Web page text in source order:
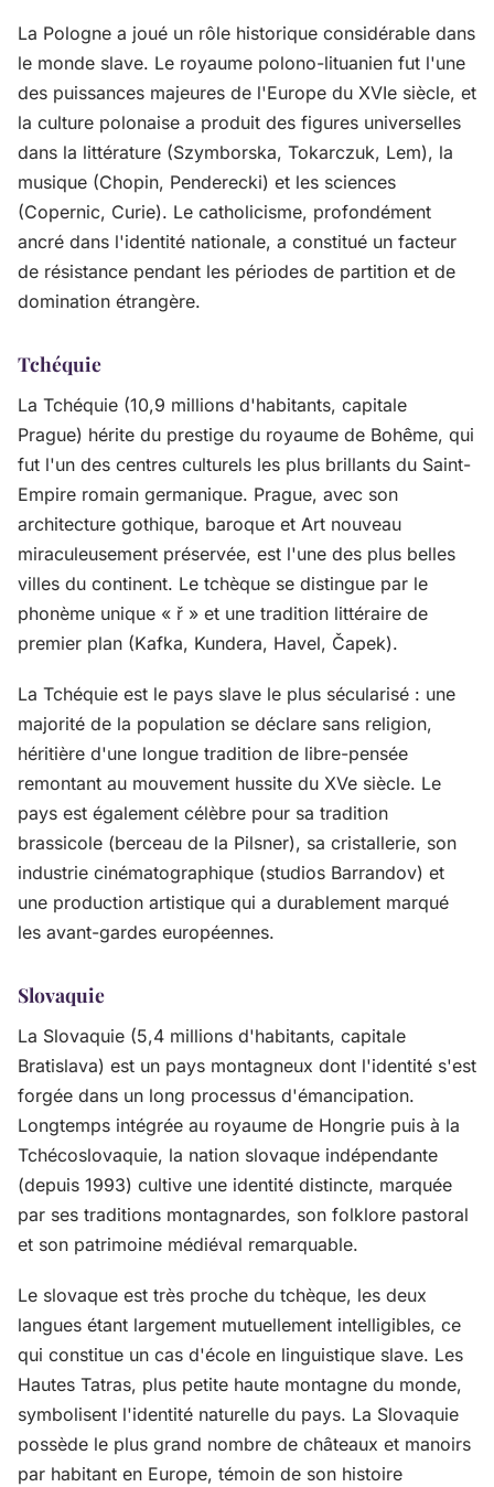
La Pologne a joué un rôle historique considérable dans
le monde slave. Le royaume polono-lituanien fut l'une
des puissances majeures de l'Europe du XVIe siècle, et
la culture polonaise a produit des figures universelles
dans la littérature (Szymborska, Tokarczuk, Lem), la
musique (Chopin, Penderecki) et les sciences
(Copernic, Curie). Le catholicisme, profondément
ancré dans l'identité nationale, a constitué un facteur
de résistance pendant les périodes de partition et de
domination étrangère.
Tchéquie
La Tchéquie (10,9 millions d'habitants, capitale
Prague) hérite du prestige du royaume de Bohême, qui
fut l'un des centres culturels les plus brillants du Saint-
Empire romain germanique. Prague, avec son
architecture gothique, baroque et Art nouveau
miraculeusement préservée, est l'une des plus belles
villes du continent. Le tchèque se distingue par le
phonème unique « ř » et une tradition littéraire de
premier plan (Kafka, Kundera, Havel, Čapek).
La Tchéquie est le pays slave le plus sécularisé : une
majorité de la population se déclare sans religion,
héritière d'une longue tradition de libre-pensée
remontant au mouvement hussite du XVe siècle. Le
pays est également célèbre pour sa tradition
brassicole (berceau de la Pilsner), sa cristallerie, son
industrie cinématographique (studios Barrandov) et
une production artistique qui a durablement marqué
les avant-gardes européennes.
Slovaquie
La Slovaquie (5,4 millions d'habitants, capitale
Bratislava) est un pays montagneux dont l'identité s'est
forgée dans un long processus d'émancipation.
Longtemps intégrée au royaume de Hongrie puis à la
Tchécoslovaquie, la nation slovaque indépendante
(depuis 1993) cultive une identité distincte, marquée
par ses traditions montagnardes, son folklore pastoral
et son patrimoine médiéval remarquable.
Le slovaque est très proche du tchèque, les deux
langues étant largement mutuellement intelligibles, ce
qui constitue un cas d'école en linguistique slave. Les
Hautes Tatras, plus petite haute montagne du monde,
symbolisent l'identité naturelle du pays. La Slovaquie
possède le plus grand nombre de châteaux et manoirs
par habitant en Europe, témoin de son histoire